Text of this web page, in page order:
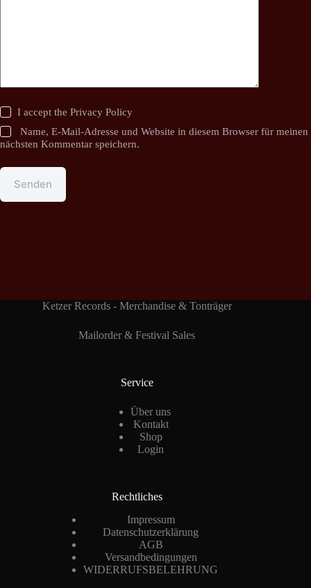
I accept thePrivacy Policy
Name, E-Mail-Adresse und Website in diesem Browser für meinen
nächsten Kommentar speichern.
Senden
Ketzer Records - Merchandise & Tonträger
Mailorder & Festival Sales
Service
Über uns
Kontakt
Shop
Login
Rechtliches
Impressum
Datenschutzerklärung
AGB
Versandbedingungen
WIDERRUFSBELEHRUNG